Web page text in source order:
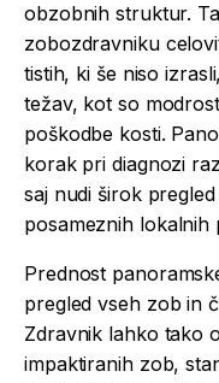
obzobnih struktur.
zobozdravniku
tistih, ki še niso
težav, kot so
poškodbe kosti.
korak pri diagnozi
saj nudi širok
posameznih lokalnih
Prednost
pregled vseh zob in
Zdravnik lahko tako
impaktiranih zob,